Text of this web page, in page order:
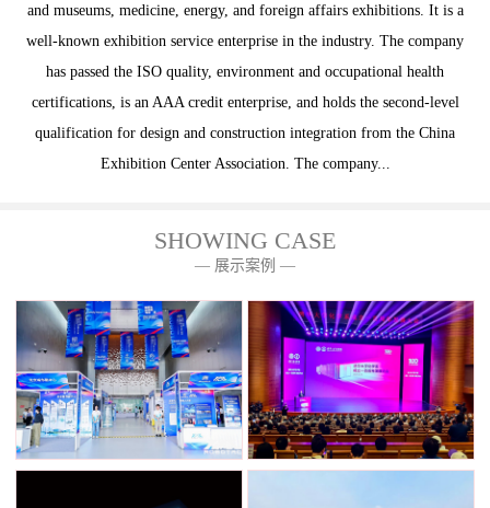
and museums, medicine, energy, and foreign affairs exhibitions. It is a
well-known exhibition service enterprise in the industry. The company
has passed the ISO quality, environment and occupational health
certifications, is an AAA credit enterprise, and holds the second-level
qualification for design and construction integration from the China
Exhibition Center Association. The company...
SHOWING CASE
— 展示案例 —